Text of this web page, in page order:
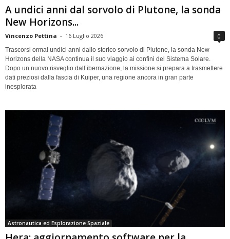
A undici anni dal sorvolo di Plutone, la sonda
New Horizons...
Vincenzo Pettina - 16 Luglio 2026 0
Trascorsi ormai undici anni dallo storico sorvolo di Plutone, la sonda New
Horizons della NASA continua il suo viaggio ai confini del Sistema Solare.
Dopo un nuovo risveglio dall’ibernazione, la missione si prepara a trasmettere
dati preziosi dalla fascia di Kuiper, una regione ancora in gran parte
inesplorata
Astronautica ed Esplorazione Spaziale